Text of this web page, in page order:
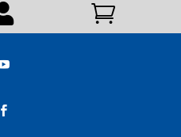

